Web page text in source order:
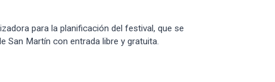
para la planificación del festival, que se
San Martín con entrada libre y gratuita.